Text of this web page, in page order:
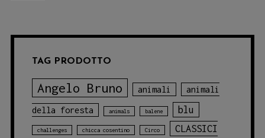
TAG PRODOTTO
Angelo Bruno animali animali
della foresta animals balene blu
challenges chicca cosentino Circo
CLASSICI